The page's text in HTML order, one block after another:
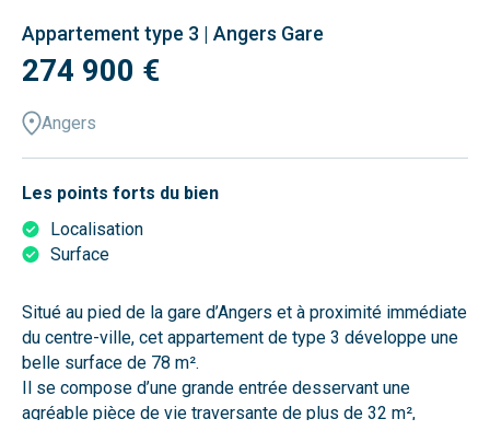
Appartement type 3 | Angers Gare
274 900 €
Angers
Les points forts du bien
Localisation
Surface
Situé au pied de la gare d’Angers et à proximité immédiate
du centre-ville, cet appartement de type 3 développe une
belle surface de 78 m².
Il se compose d’une grande entrée desservant une
agréable pièce de vie traversante de plus de 32 m²,